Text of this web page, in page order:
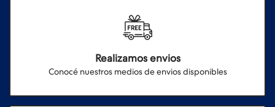
Realizamos envios
Conocé nuestros medios de envios disponibles